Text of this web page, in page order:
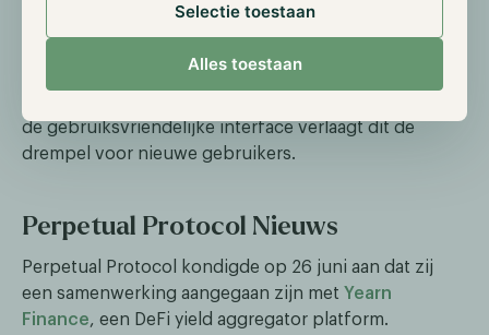
Selectie toestaan
Alles toestaan
protocol heeft een uniek frontend ontwikkeld
Perpetual Protocol-exchange via verschillende
de gebruiksvriendelijke interface verlaagt dit de
drempel voor nieuwe gebruikers.
Perpetual Protocol Nieuws
Perpetual Protocol kondigde op 26 juni aan dat zij
een samenwerking aangegaan zijn met Yearn
Finance, een DeFi yield aggregator platform.